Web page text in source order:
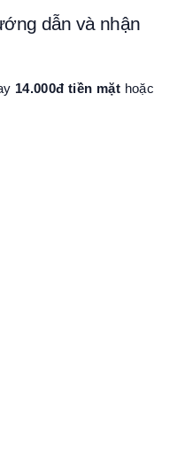
dẫn và nhận
14.000đ tiền mặt hoặc